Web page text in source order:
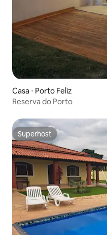
Casa ⋅ Porto Feliz
Reserva do Porto
Superhost
Superhost